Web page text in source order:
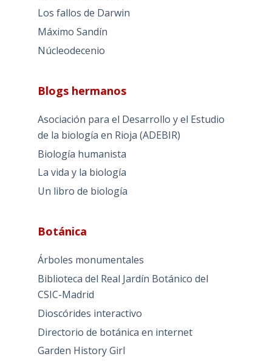
Los fallos de Darwin
Máximo Sandín
Núcleodecenio
Blogs hermanos
Asociación para el Desarrollo y el Estudio
de la biología en Rioja (ADEBIR)
Biología humanista
La vida y la biología
Un libro de biología
Botánica
Árboles monumentales
Biblioteca del Real Jardín Botánico del
CSIC-Madrid
Dioscórides interactivo
Directorio de botánica en internet
Garden History Girl